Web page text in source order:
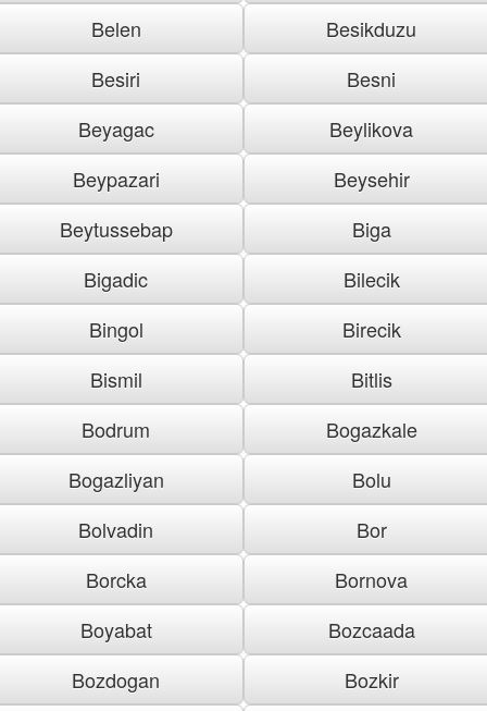
Belen
Besikduzu
Besiri
Besni
Beyagac
Beylikova
Beypazari
Beysehir
Beytussebap
Biga
Bigadic
Bilecik
Bingol
Birecik
Bismil
Bitlis
Bodrum
Bogazkale
Bogazliyan
Bolu
Bolvadin
Bor
Borcka
Bornova
Boyabat
Bozcaada
Bozdogan
Bozkir